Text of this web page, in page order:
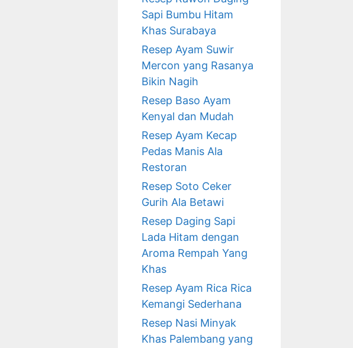
Sapi Bumbu Hitam
Khas Surabaya
Resep Ayam Suwir
Mercon yang Rasanya
Bikin Nagih
Resep Baso Ayam
Kenyal dan Mudah
Resep Ayam Kecap
Pedas Manis Ala
Restoran
Resep Soto Ceker
Gurih Ala Betawi
Resep Daging Sapi
Lada Hitam dengan
Aroma Rempah Yang
Khas
Resep Ayam Rica Rica
Kemangi Sederhana
Resep Nasi Minyak
Khas Palembang yang